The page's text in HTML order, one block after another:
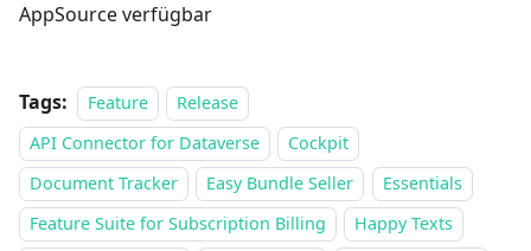
AppSource verfügbar
Tags: Feature
Release
API Connector for Dataverse
Cockpit
Document Tracker
Easy Bundle Seller
Essentials
Feature Suite for Subscription Billing
Happy Texts